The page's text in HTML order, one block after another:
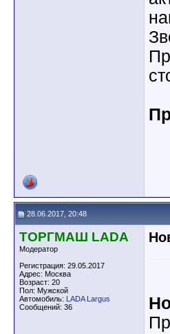
28.06.2017, 20:48
ТОРГМАШ LADA
Модератор
Регистрация: 29.05.2017
Адрес: Москва
Возраст: 20
Пол: Мужской
Автомобиль: LADA Largus
Сообщений: 36